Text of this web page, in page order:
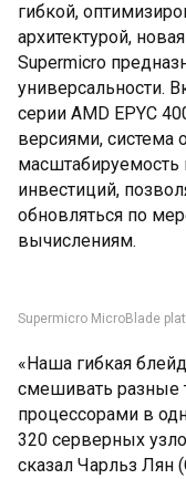
гибкой,
архитектурой,
Supermicro
универсальности.
серии AMD EPYC
версиями, система
масштабируемость
инвестиций,
обновляться по
вычислениям.
Supermicro MicroBlade
«Наша гибкая
смешивать разные
процессорами в
320 серверных
сказал Чарльз Лян